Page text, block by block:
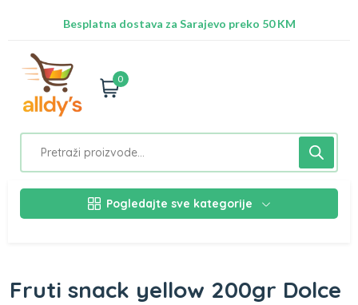
Besplatna dostava za Sarajevo preko 50 KM
0
Pogledajte sve kategorije
Fruti snack yellow 200gr Dolce